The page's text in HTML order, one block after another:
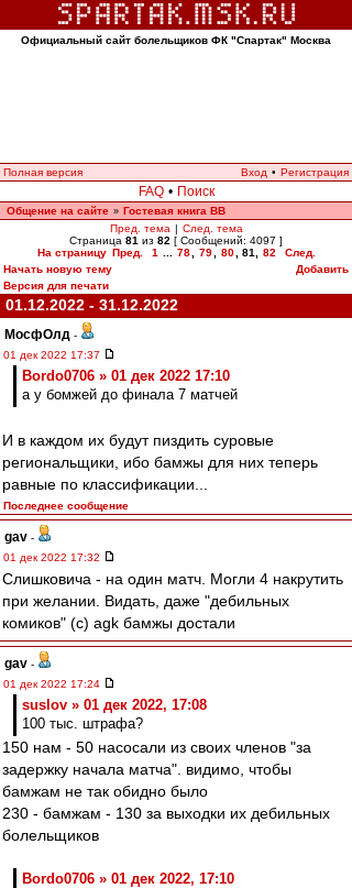
Официальный сайт болельщиков ФК "Спартак" Москва
Полная версия Вход • Регистрация
FAQ • Поиск
Общение на сайте » Гостевая книга ВВ
Пред. тема | След. тема
Страница 81 из 82 [ Сообщений: 4097 ]
На страницу Пред. 1 78 79 80 81 82
След.
Начать новую тему
Добавить
Версия для печати
01.12.2022 - 31.12.2022
МосфОлд -
01 дек 2022 17:37
Bordo0706 » 01 дек 2022 17:10
а у бомжей до финала 7 матчей
И в каждом их будут пиздить суровые
региональщики, ибо бамжы для них теперь
равные по классификации...
Последнее сообщение
gav -
01 дек 2022 17:32
Слишковича - на один матч. Могли 4 накрутить
при желании. Видать, даже "дебильных
комиков" (с) agk бамжы достали
gav -
01 дек 2022 17:24
suslov » 01 дек 2022, 17:08
100 тыс. штрафа?
150 нам - 50 насосали из своих членов "за
задержку начала матча". видимо, чтобы
бамжам не так обидно было
230 - бамжам - 130 за выходки их дебильных
болельщиков
Bordo0706 » 01 дек 2022, 17:10